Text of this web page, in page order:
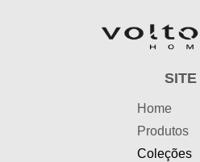
SITE
Home
Produtos
Coleções